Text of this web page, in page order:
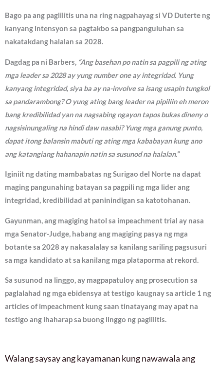
Bago pa ang paglilitis una na ring nagpahayag si VD Duterte ng
kanyang intensyon sa pagtakbo sa pangpanguluhan sa
nakatakdang halalan sa 2028.
Dagdag pa ni Barbers, “Ang basehan po natin sa pagpili ng ating
mga leader sa 2028 ay yung number one ay integridad. Yung
kanyang integridad, siya ba ay na-involve sa isang usapin tungkol
sa pandarambong? O yung ating bang leader na pipiliin eh meron
bang kredibilidad yan na nagsabing ngayon tapos bukas dineny o
nagsisinungaling na hindi daw nasabi? Yung mga ganung punto,
dapat itong balansin mabuti ng ating mga kababayan kung ano
ang katangiang hahanapin natin sa susunod na halalan.”
Iginiit ng dating mambabatas ng Surigao del Norte na dapat
maging pangunahing batayan sa pagpili ng mga lider ang
integridad, kredibilidad at paninindigan sa katotohanan.
Gayunman, ang magiging hatol sa impeachment trial ay nasa
mga Senator-Judge, habang ang magiging pasya ng mga
botante sa 2028 ay nakasalalay sa kanilang sariling pagsusuri
sa mga kandidato at sa kanilang mga plataporma at rekord.
Sa susunod na linggo, ay magpapatuloy ang prosecution sa
paglalahad ng mga ebidensya at testigo kaugnay sa article 1 ng
articles of impeachment kung saan tinatayang may apat na
testigo ang ihaharap sa buong linggo ng paglilitis.
Walang saysay ang kayamanan kung nawawala ang